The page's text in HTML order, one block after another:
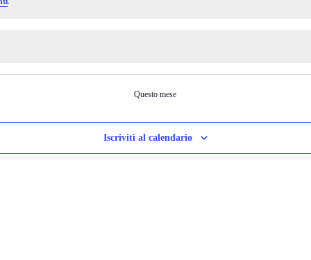
Questo mese
Iscriviti al calendario